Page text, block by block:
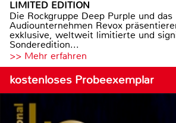
LIMITED EDITION
Die Rockgruppe Deep Purple und das
Audiounternehmen Revox
exklusive, weltweit limitierte und
Sonderedition...
>> Mehr erfahren
kostenloses Probeexemplar